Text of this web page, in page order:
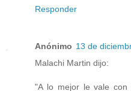
Responder
Anónimo 13 de
Malachi Martin dijo:
"A lo mejor le vale